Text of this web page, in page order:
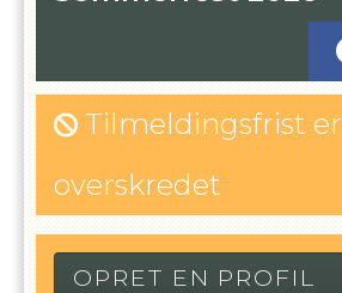
Tilmeldingsfrist er
overskredet
OPRET EN PROFIL